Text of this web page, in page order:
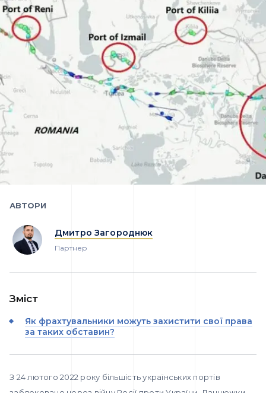
АВТОРИ
Дмитро Загороднюк
Партнер
Зміст
Як фрахтувальники можуть захистити свої права
за таких обставин?
З 24 лютого 2022 року більшість українських портів